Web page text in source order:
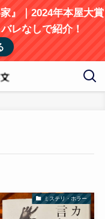
』｜2024年本屋大賞
レなしで紹介！
ミステリ・ホラー